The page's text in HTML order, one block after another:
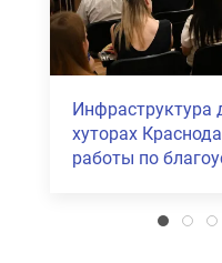
В Прикубанском
Краснодара
атаки БПЛА